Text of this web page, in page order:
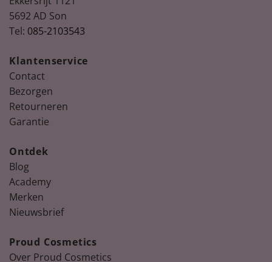
5692 AD Son
Tel: 085-2103543
Klantenservice
Contact
Bezorgen
Retourneren
Garantie
Ontdek
Blog
Academy
Merken
Nieuwsbrief
Proud Cosmetics
Over Proud Cosmetics